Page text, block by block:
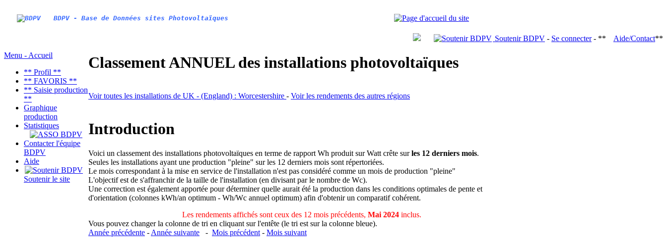
BDPV - Base de Données sites Photovoltaïques
Soutenir BDPV - Se connecter- ** Aide/Contact**
Menu - Accueil
** Profil **
** FAVORIS **
** Saisie production
**
Graphique
production
Statistiques
Contacter l'équipe
BDPV
Aide
Soutenir le site
Classement ANNUEL des installations photovoltaïques
Voir toutes les installations de UK - (England) : Worcestershire - Voir les rendements des autres régions
Introduction
Voici un classement des installations photovoltaïques en terme de rapport Wh produit sur Watt crête surles 12 derniers mois.
Seules les installations ayant une production "pleine" sur les 12 derniers mois sont répertoriées.
Le mois correspondant à la mise en service de l'installation n'est pas considéré comme un mois de production "pleine"
L'objectif est de s'affranchir de la taille de l'installation (en divisant par le nombre de Wc).
Une correction est également apportée pour déterminer quelle aurait été la production dans les conditions optimales de pente et
d'orientation (colonnes kWh/an optimum - Wh/Wc annuel optimum) afin d'obtenir un comparatif cohérent.
Les rendements affichés sont ceux des 12 mois précédents, Mai 2024 inclus.
Vous pouvez changer la colonne de tri en cliquant sur l'entête (le tri est sur la colonne bleue).
Année précédente - Année suivante - Mois précédent - Mois suivant